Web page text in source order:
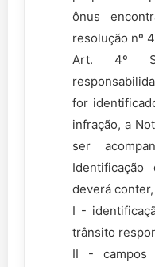
ônus
resolução nº
Art. 4º
for
infração, a
ser
deverá
I -
trânsito
II - campos